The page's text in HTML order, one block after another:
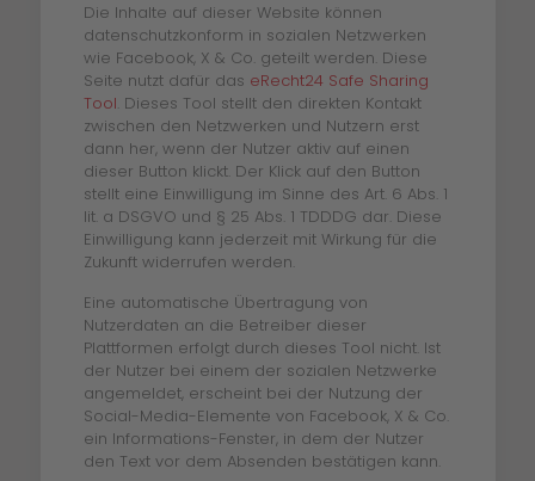
Die Inhalte auf dieser Website können
datenschutzkonform in sozialen Netzwerken
wie Facebook, X & Co. geteilt werden. Diese
Seite nutzt dafür das eRecht24 Safe Sharing
Tool. Dieses Tool stellt den direkten Kontakt
zwischen den Netzwerken und Nutzern erst
dann her, wenn der Nutzer aktiv auf einen
dieser Button klickt. Der Klick auf den Button
stellt eine Einwilligung im Sinne des Art. 6 Abs. 1
lit. a DSGVO und § 25 Abs. 1 TDDDG dar. Diese
Einwilligung kann jederzeit mit Wirkung für die
Zukunft widerrufen werden.
Eine automatische Übertragung von
Nutzerdaten an die Betreiber dieser
Plattformen erfolgt durch dieses Tool nicht. Ist
der Nutzer bei einem der sozialen Netzwerke
angemeldet, erscheint bei der Nutzung der
Social-Media-Elemente von Facebook, X & Co.
ein Informations-Fenster, in dem der Nutzer
den Text vor dem Absenden bestätigen kann.